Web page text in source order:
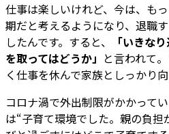
仕事は楽しいけれど、今は、も
期だと考えるようになり、退職
したんです。すると、
「いきな
を取ってはどうか」 と言われて
く仕事を休んで家族としっかり
コロナ渦で外出制限がかかって
は“子育て環境でした。親の負